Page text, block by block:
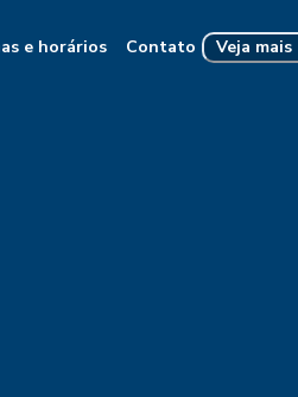
e horários Contato Veja mais